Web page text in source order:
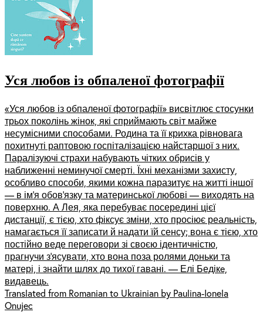
Уся любов із обпаленої фотографії
«Уся любов із обпаленої фотографії» висвітлює стосунки
трьох поколінь жінок, які сприймають світ майже
несумісними способами. Родина та її крихка рівновага
похитнуті раптовою госпіталізацією найстаршої з них.
Паралізуючі страхи набувають чітких обрисів у
наближенні неминучої смерті. Їхні механізми захисту,
особливо способи, якими кожна паразитує на житті іншої
— в ім’я обов’язку та материнської любові — виходять на
поверхню. А Лея, яка перебуває посередині цієї
дистанції, є тією, хто фіксує зміни, хто просіює реальність,
намагається її записати й надати їй сенсу; вона є тією, хто
постійно веде переговори зі своєю ідентичністю,
прагнучи з’ясувати, хто вона поза ролями доньки та
матері, і знайти шлях до тихої гавані. — Елі Бедікe,
видавець.
Translated from Romanian to Ukrainian by Paulina-Ionela
Onujec